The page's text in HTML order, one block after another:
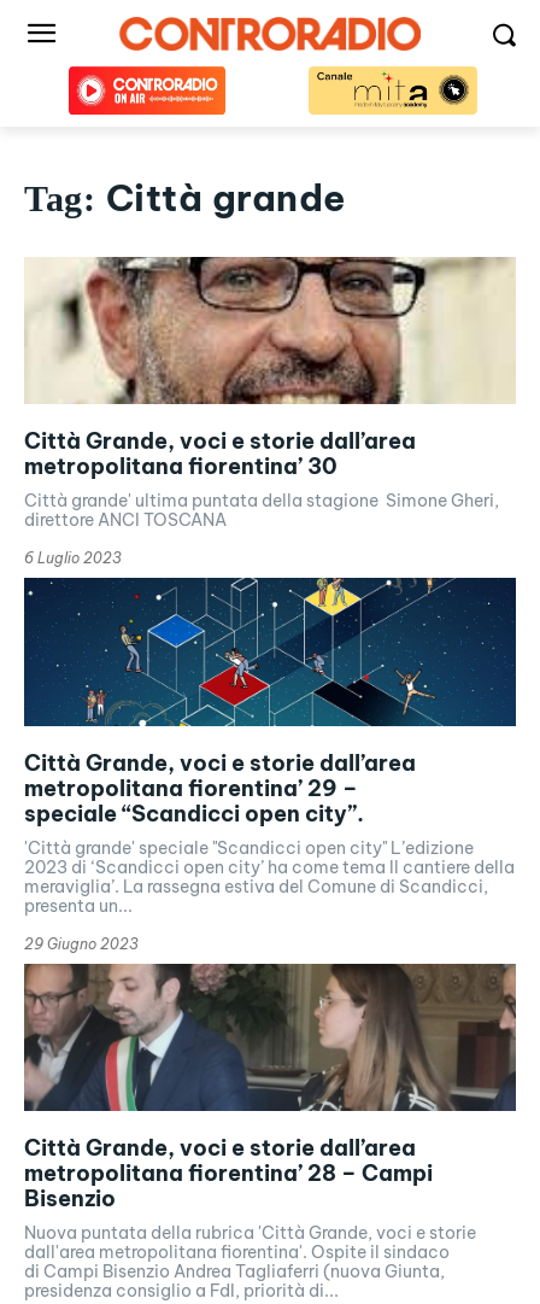
Tag: Città grande
Città Grande, voci e storie dall’area
metropolitana fiorentina’ 30
Città grande' ultima puntata della stagione Simone Gheri,
direttore ANCI TOSCANA
6 Luglio 2023
Città Grande, voci e storie dall’area
metropolitana fiorentina’ 29 –
speciale “Scandicci open city”.
'Città grande' speciale "Scandicci open city" L’edizione
2023 di ‘Scandicci open city’ ha come tema Il cantiere della
meraviglia’. La rassegna estiva del Comune di Scandicci,
presenta un...
29 Giugno 2023
Città Grande, voci e storie dall’area
metropolitana fiorentina’ 28 – Campi
Bisenzio
Nuova puntata della rubrica 'Città Grande, voci e storie
dall'area metropolitana fiorentina'. Ospite il sindaco
di Campi Bisenzio Andrea Tagliaferri (nuova Giunta,
presidenza consiglio a FdI, priorità di...